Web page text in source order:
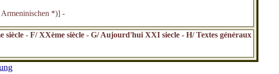
Armeninischen *)] -
siècle-F/XXème siècle - G/Aujourd'hui XXI siecle - H/ Textes généraux